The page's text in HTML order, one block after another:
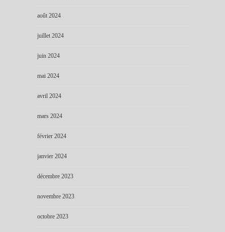
août 2024
juillet 2024
juin 2024
mai 2024
avril 2024
mars 2024
février 2024
janvier 2024
décembre 2023
novembre 2023
octobre 2023